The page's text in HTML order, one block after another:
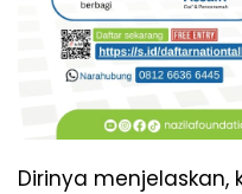
Dirinya menjelaskan,